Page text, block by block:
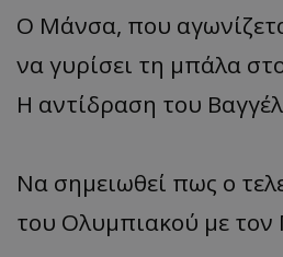
Ο Μάνσα, που
να γυρίσει τη μπάλα
Η αντίδραση του
Να σημειωθεί πως ο
του Ολυμπιακού με